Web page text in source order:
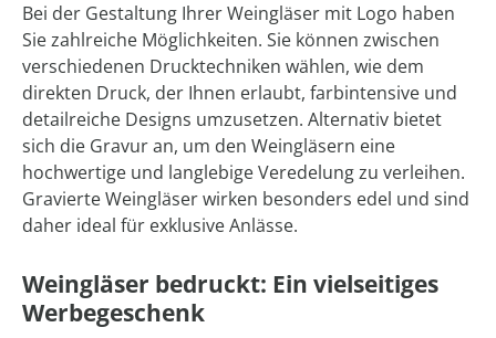
Bei der Gestaltung Ihrer Weingläser mit Logo haben
Sie zahlreiche Möglichkeiten. Sie können zwischen
verschiedenen Drucktechniken wählen, wie dem
direkten Druck, der Ihnen erlaubt, farbintensive und
detailreiche Designs umzusetzen. Alternativ bietet
sich die Gravur an, um den Weingläsern eine
hochwertige und langlebige Veredelung zu verleihen.
Gravierte Weingläser wirken besonders edel und sind
daher ideal für exklusive Anlässe.
Weingläser bedruckt: Ein vielseitiges
Werbegeschenk